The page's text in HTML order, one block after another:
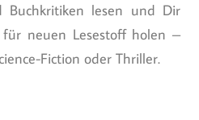
Buchkritiken lesen und Dir
neuen Lesestoff holen –
Fiction oder Thriller.